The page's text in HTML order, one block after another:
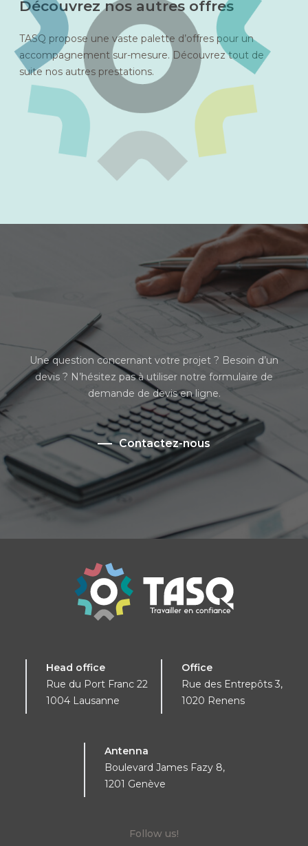
Découvrez nos autres offres
TASQ propose une vaste palette d’offres pour un
accompagnement sur-mesure. Découvrez tout de
suite nos autres prestations.
Un projet ?
Une question concernant votre projet ? Besoin d’un
devis ? N’hésitez pas à utiliser notre formulaire de
demande de devis en ligne.
Contactez-nous
Head office
Rue du Port Franc 22
1004 Lausanne
Office
Rue des Entrepôts 3,
1020 Renens
Antenna
Boulevard James Fazy 8,
1201 Genève
Follow us!